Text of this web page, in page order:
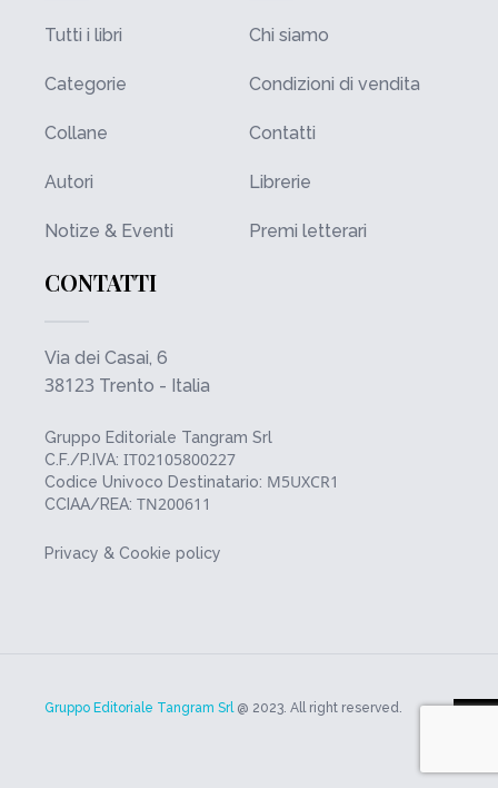
Tutti i libri
Categorie
Collane
Autori
Notize & Eventi
Chi siamo
Condizioni di vendita
Contatti
Librerie
Premi letterari
CONTATTI
Via dei Casai, 6
38123 Trento - Italia
Gruppo Editoriale Tangram Srl
C.F./P.IVA: IT02105800227
Codice Univoco Destinatario: M5UXCR1
CCIAA/REA: TN200611
Privacy & Cookie policy
Gruppo Editoriale Tangram Srl@ 2023. All right reserved.